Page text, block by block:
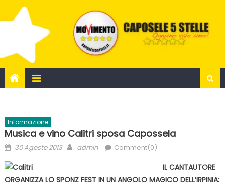
to
Informazione
Musica e vino Calitri sposa Capossela
Posted
30 Agosto 2013 Author
admin Comment(0)
IL CANTAUTORE
ORGANIZZA LO SPONZ FEST IN UN ANGOLO MAGICO DELL’IRPINIA: